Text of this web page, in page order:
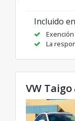
Incluido
La
VW Taigo